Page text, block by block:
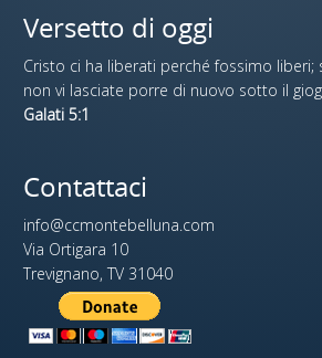
Versetto di oggi
Cristo ci ha liberati perché fossimo
non vi lasciate porre di nuovo sotto il
Galati 5:1
Contattaci
info@ccmontebelluna.com
Via Ortigara 10
Trevignano, TV 31040